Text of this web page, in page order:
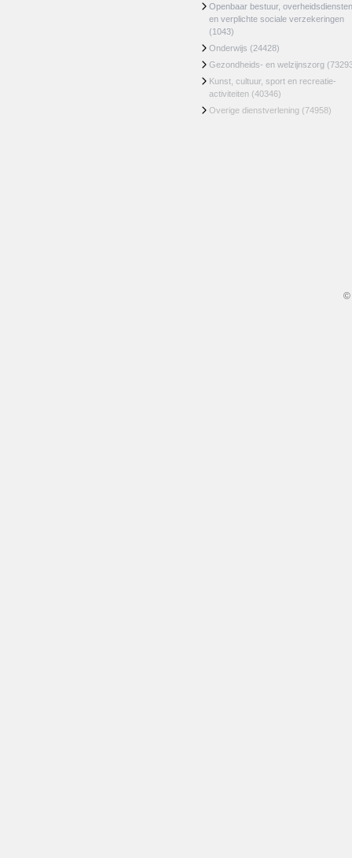
Openbaar bestuur, overheidsdiensten
en verplichte sociale verzekeringen
(1043)
Onderwijs (24428)
Gezondheids- en welzijnszorg
Kunst, cultuur, sport en recreatie-
activiteiten (40346)
Overige dienstverlening (74958)
©